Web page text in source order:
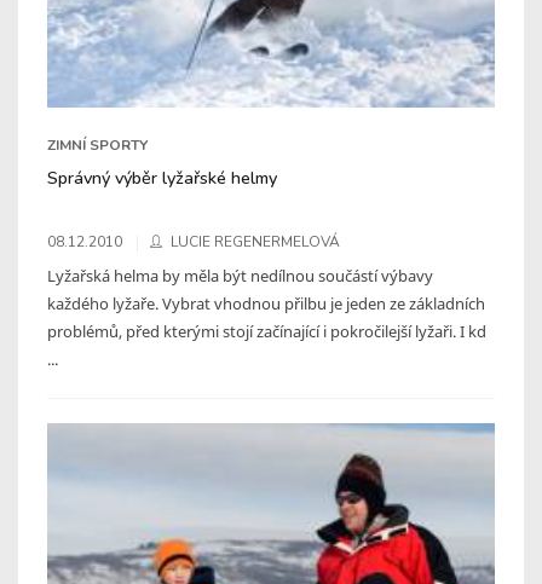
ZIMNÍ SPORTY
Správný výběr lyžařské helmy
08.12.2010 LUCIE REGENERMELOVÁ
Lyžařská helma by měla být nedílnou součástí výbavy
každého lyžaře. Vybrat vhodnou přilbu je jeden ze základních
problémů, před kterými stojí začínající i pokročilejší lyžaři. I kd
...